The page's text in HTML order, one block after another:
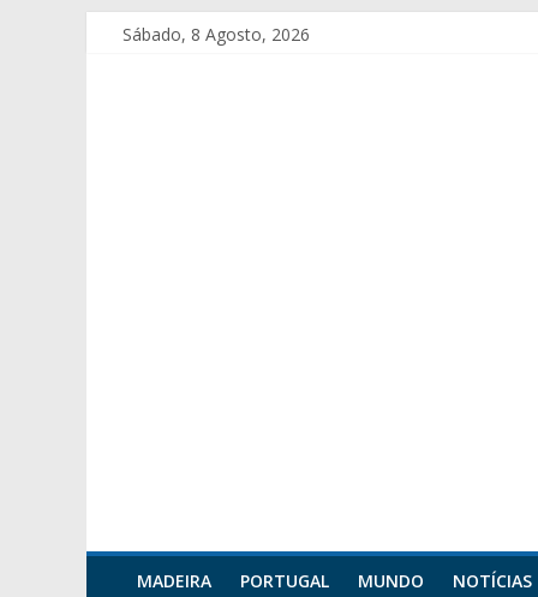
Sábado, 8 Agosto, 2026
MADEIRA PORTUGAL MUNDO NOTÍCIAS